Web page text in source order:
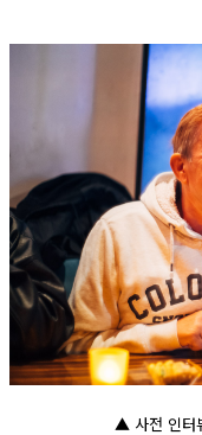
▲ 사전 인터